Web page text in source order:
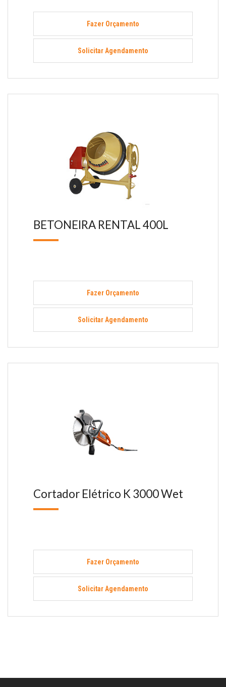
Fazer Orçamento
Solicitar Agendamento
BETONEIRA RENTAL 400L
Fazer Orçamento
Solicitar Agendamento
Cortador Elétrico K 3000 Wet
Fazer Orçamento
Solicitar Agendamento